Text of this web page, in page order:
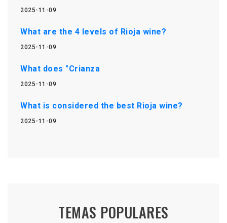
2025-11-09
What are the 4 levels of Rioja wine?
2025-11-09
What does "Crianza
2025-11-09
What is considered the best Rioja wine?
2025-11-09
TEMAS POPULARES